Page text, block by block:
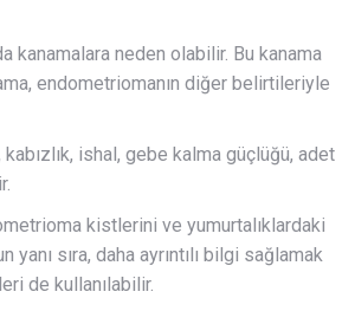
kanamalara neden olabilir. Bu kanama
endometriomanın diğer belirtileriyle
ishal, gebe kalma güçlüğü, adet
kistlerini ve yumurtalıklardaki
sıra, daha ayrıntılı bilgi sağlamak
de kullanılabilir.